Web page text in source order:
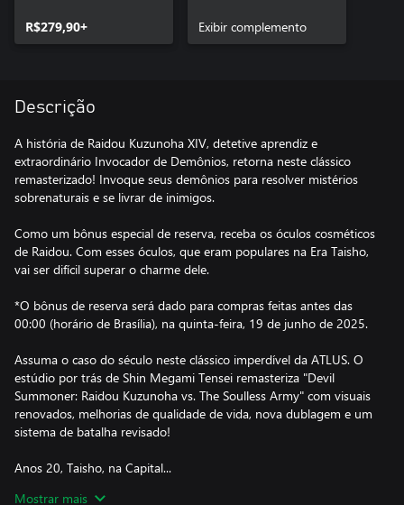
R$279,90+
Exibir complemento
Descrição
A história de Raidou Kuzunoha XIV, detetive aprendiz e
extraordinário Invocador de Demônios, retorna neste clássico
remasterizado! Invoque seus demônios para resolver mistérios
sobrenaturais e se livrar de inimigos.
Como um bônus especial de reserva, receba os óculos cosméticos
de Raidou. Com esses óculos, que eram populares na Era Taisho,
vai ser difícil superar o charme dele.
*O bônus de reserva será dado para compras feitas antes das
00:00 (horário de Brasília), na quinta-feira, 19 de junho de 2025.
Assuma o caso do século neste clássico imperdível da ATLUS. O
estúdio por trás de Shin Megami Tensei remasteriza "Devil
Summoner: Raidou Kuzunoha vs. The Soulless Army" com visuais
renovados, melhorias de qualidade de vida, nova dublagem e um
sistema de batalha revisado!
Anos 20, Taisho, na Capital...
Mostrar mais